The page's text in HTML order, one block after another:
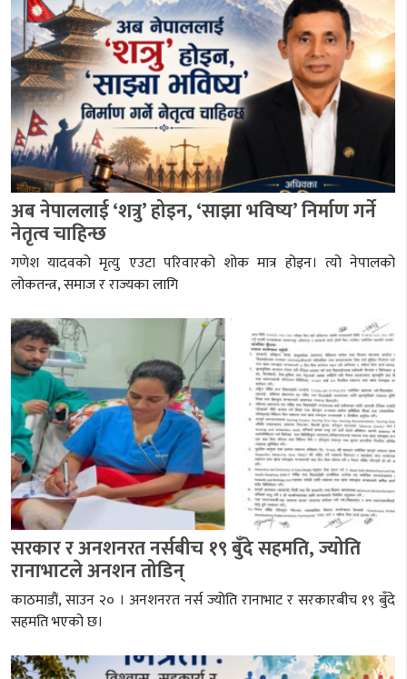
अब नेपाललाई ‘शत्रु’ होइन, ‘साझा भविष्य’ निर्माण गर्ने
नेतृत्व चाहिन्छ
गणेश यादवको मृत्यु एउटा परिवारको शोक मात्र होइन। त्यो नेपालको
लोकतन्त्र, समाज र राज्यका लागि
सरकार र अनशनरत नर्सबीच १९ बुँदे सहमति, ज्योति
रानाभाटले अनशन तोडिन्
काठमाडौं, साउन २० । अनशनरत नर्स ज्योति रानाभाट र सरकारबीच १९ बुँदे
सहमति भएको छ।